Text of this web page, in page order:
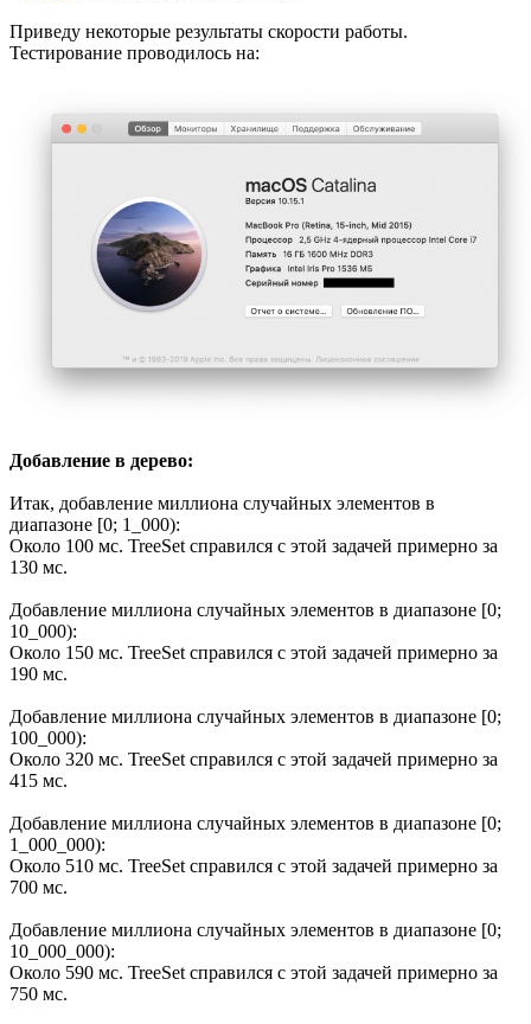
Приведу некоторые результаты скорости работы.
Тестирование проводилось на:
Добавление в дерево:
Итак, добавление миллиона случайных элементов в
диапазоне [0; 1_000):
Около 100 мс. TreeSet справился с этой задачей примерно за
130 мс.
Добавление миллиона случайных элементов в диапазоне [0;
10_000):
Около 150 мс. TreeSet справился с этой задачей примерно за
190 мс.
Добавление миллиона случайных элементов в диапазоне [0;
100_000):
Около 320 мс. TreeSet справился с этой задачей примерно за
415 мс.
Добавление миллиона случайных элементов в диапазоне [0;
1_000_000):
Около 510 мс. TreeSet справился с этой задачей примерно за
700 мс.
Добавление миллиона случайных элементов в диапазоне [0;
10_000_000):
Около 590 мс. TreeSet справился с этой задачей примерно за
750 мс.